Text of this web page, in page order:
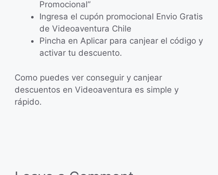
Promocional”
Ingresa el cupón promocional Envio Gratis
de Videoaventura Chile
Pincha en Aplicar para canjear el código y
activar tu descuento.
Como puedes ver conseguir y canjear
descuentos en Videoaventura es simple y
rápido.